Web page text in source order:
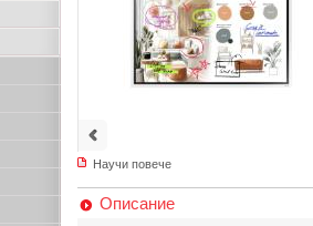
Научи повече
Описание